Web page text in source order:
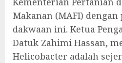
Makanan (MAFI)
dakwaan ini. Ketua
Datuk Zahimi Hassan,
Helicobacter adalah